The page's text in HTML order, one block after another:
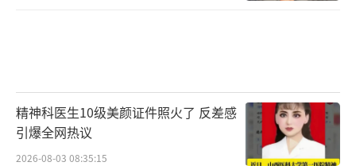
精神科医生10级美颜证件照火了 反差感
引爆全网热议
2026-08-03 08:35:15